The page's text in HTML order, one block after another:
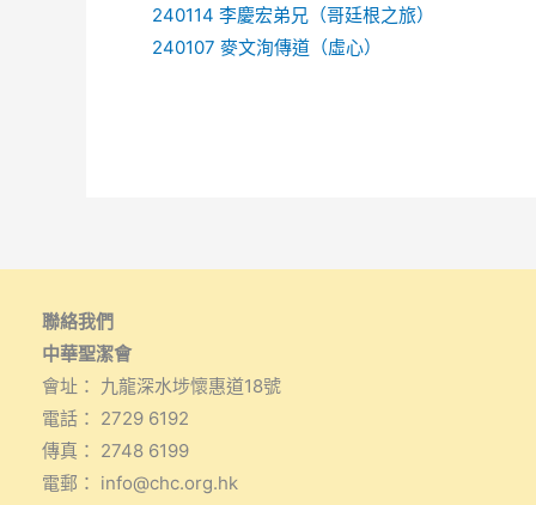
240114 李慶宏弟兄（哥廷根之旅）
240107 麥文洵傳道（虛心）
聯絡我們
中華聖潔會
會址： 九龍深水埗懷惠道18號
電話： 2729 6192
傳真： 2748 6199
電郵： info@chc.org.hk